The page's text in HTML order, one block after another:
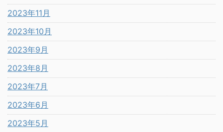
2023年11月
2023年10月
2023年9月
2023年8月
2023年7月
2023年6月
2023年5月